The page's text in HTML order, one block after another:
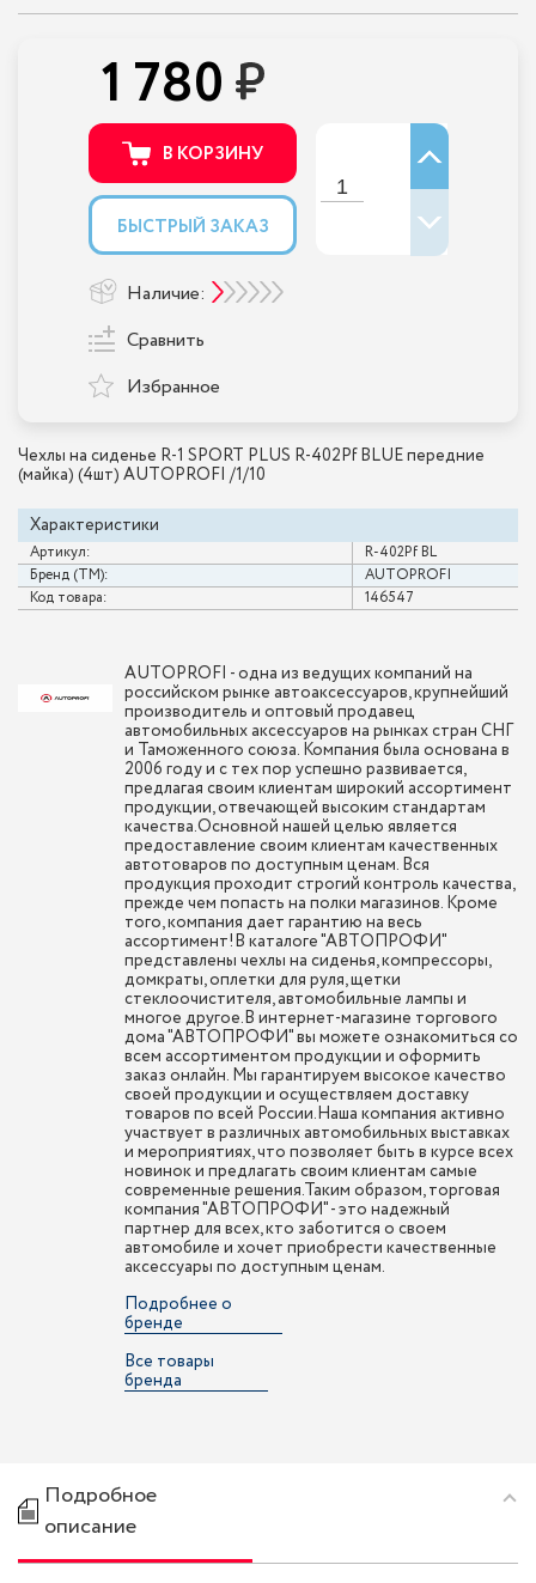
Чехлы на сиденье R-1 SPORT PLUS R-402Pf BLUE передние
(майка) (4шт) AUTOPROFI /1/10
Характеристики
Артикул:
R-402Pf BL
Бренд (ТМ):
AUTOPROFI
Код товара:
146547
1 780
В КОРЗИНУ
БЫСТРЫЙ ЗАКАЗ
Наличие:
Сравнить
Избранное
AUTOPROFI - одна из ведущих компаний на
российском рынке автоаксессуаров, крупнейший
производитель и оптовый продавец
автомобильных аксессуаров на рынках стран СНГ
и Таможенного союза. Компания была основана в
2006 году и с тех пор успешно развивается,
предлагая своим клиентам широкий ассортимент
продукции, отвечающей высоким стандартам
качества.Основной нашей целью является
предоставление своим клиентам качественных
автотоваров по доступным ценам. Вся
продукция проходит строгий контроль качества,
прежде чем попасть на полки магазинов. Кроме
того, компания дает гарантию на весь
ассортимент!В каталоге "АВТОПРОФИ"
представлены чехлы на сиденья, компрессоры,
домкраты, оплетки для руля, щетки
стеклоочистителя, автомобильные лампы и
многое другое.В интернет-магазине торгового
дома "АВТОПРОФИ" вы можете ознакомиться со
всем ассортиментом продукции и оформить
заказ онлайн. Мы гарантируем высокое качество
своей продукции и осуществляем доставку
товаров по всей России.Наша компания активно
участвует в различных автомобильных выставках
и мероприятиях, что позволяет быть в курсе всех
новинок и предлагать своим клиентам самые
современные решения.Таким образом, торговая
компания "АВТОПРОФИ" - это надежный
партнер для всех, кто заботится о своем
автомобиле и хочет приобрести качественные
аксессуары по доступным ценам.
Подробнее о
бренде
Все товары
бренда
Подробное
описание